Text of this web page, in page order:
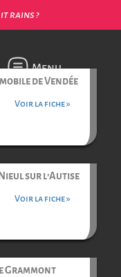
rains ?
Menu
de Vendée
Voir la fiche »
Nieul sur l’Autise
Voir la fiche »
Grammont